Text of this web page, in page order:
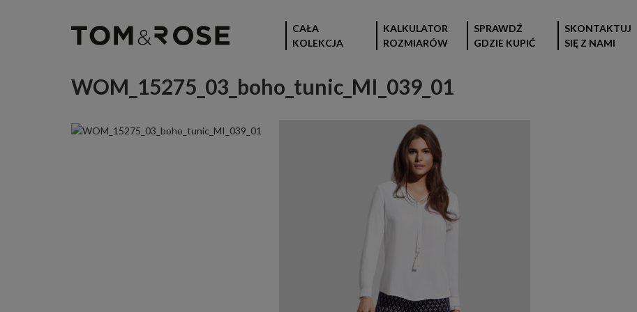
CAŁA
KOLEKCJA
KALKULATOR
ROZMIARÓW
SPRAWDŹ
GDZIE KUPIĆ
SKONTAKTUJ
SIĘ Z NAMI
WOM_15275_03_boho_tunic_MI_039_01